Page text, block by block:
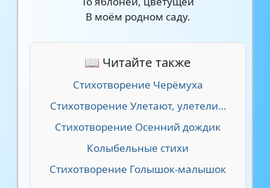
В моём родном саду.
📖 Читайте также
Стихотворение Черёмуха
Стихотворение Улетают, улетели…
Стихотворение Осенний дождик
Колыбельные стихи
Стихотворение Голышок-малышок